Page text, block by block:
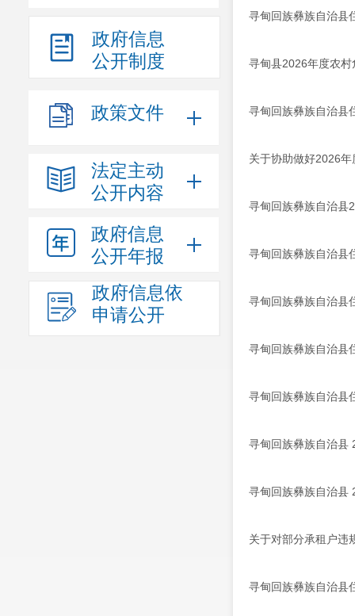
政府信息
公开制度
政策文件
法定主动
公开内容
政府信息
公开年报
政府信息依
申请公开
寻甸回族彝族自治县
寻甸县2026年度农村
寻甸回族彝族自治县
关于协助做好2026
寻甸回族彝族自治县
寻甸回族彝族自治县
寻甸回族彝族自治县
寻甸回族彝族自治县
寻甸回族彝族自治县
寻甸回族彝族自治县
寻甸回族彝族自治县
关于对部分承租户违
寻甸回族彝族自治县